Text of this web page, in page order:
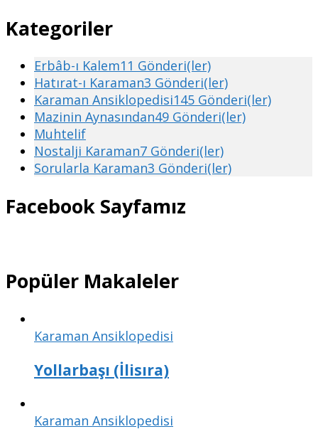
Kategoriler
Erbâb-ı Kalem11 Gönderi(ler)
Hatırat-ı Karaman3 Gönderi(ler)
Karaman Ansiklopedisi145 Gönderi(ler)
Mazinin Aynasından49 Gönderi(ler)
Muhtelif
Nostalji Karaman7 Gönderi(ler)
Sorularla Karaman3 Gönderi(ler)
Facebook Sayfamız
Popüler Makaleler
Karaman Ansiklopedisi
Yollarbaşı (İlisıra)
Karaman Ansiklopedisi